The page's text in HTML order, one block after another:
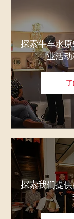
探索牛车水
业活
探索我们提